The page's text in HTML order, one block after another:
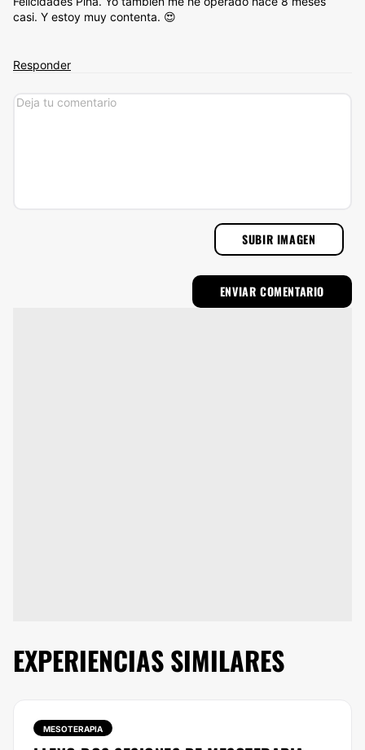
casi. Y estoy muy contenta. 😍
Responder
SUBIR IMAGEN
EXPERIENCIAS SIMILARES
MESOTERAPIA